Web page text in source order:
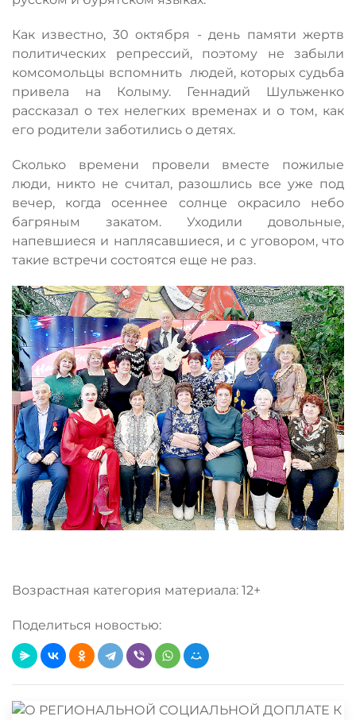
Как известно, 30 октября - день памяти жертв
политических репрессий, поэтому не забыли
комсомольцы вспомнить людей, которых судьба
привела на Колыму. Геннадий Шульженко
рассказал о тех нелегких временах и о том, как
его родители заботились о детях.
Сколько времени провели вместе пожилые
люди, никто не считал, разошлись все уже под
вечер, когда осеннее солнце окрасило небо
багряным закатом. Уходили довольные,
напевшиеся и наплясавшиеся, и с уговором, что
такие встречи состоятся еще не раз.
Возрастная категория материала: 12+
Поделиться новостью: